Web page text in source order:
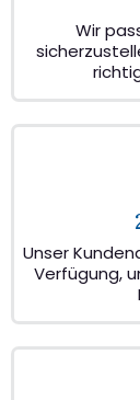
Wir
Unser
Verfügung,